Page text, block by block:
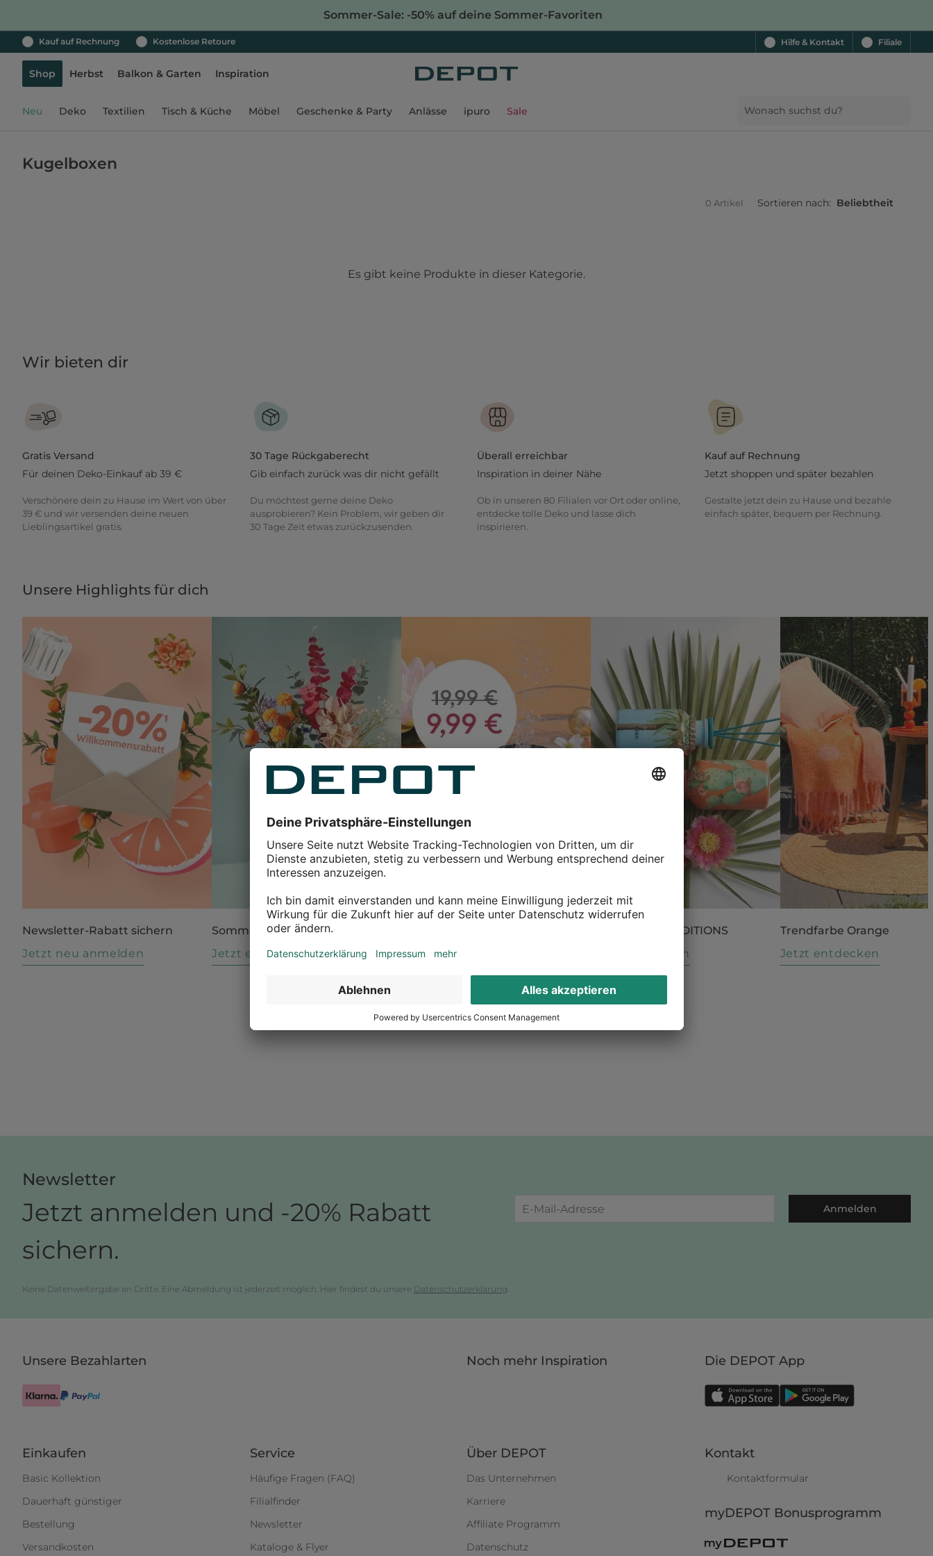
Sommer-Sale: -50% auf deine Sommer-Favoriten
Kauf auf Rechnung Kostenlose Retoure Hilfe & Kontakt Filiale
Shop Herbst Balkon & Garten Inspiration
Neu Deko Textilien Tisch & Küche Möbel Geschenke & Party Anlässe ipuro Sale
Kugelboxen
0 Artikel Sortieren nach: Beliebtheit
Es gibt keine Produkte in dieser Kategorie.
Wir bieten dir
Gratis Versand
Für deinen Deko-Einkauf ab 39 €
Verschönere dein zu Hause im Wert von über
39 € und wir versenden deine neuen
Lieblingsartikel gratis.
30 Tage Rückgaberecht
Gib einfach zurück was dir nicht gefällt
Du möchtest gerne deine Deko
ausprobieren? Kein Problem, wir geben dir
30 Tage Zeit etwas zurückzusenden.
Überall erreichbar
Inspiration in deiner Nähe
Ob in unseren 80 Filialen vor Ort oder online,
entdecke tolle Deko und lasse dich
inspirieren.
Kauf auf Rechnung
Jetzt shoppen und später bezahlen
Gestalte jetzt dein zu Hause und bezahle
einfach später, bequem per Rechnung.
Unsere Highlights für dich
Newsletter-Rabatt sichern
Jetzt neu anmelden
Sommer in Blüte
Jetzt entdecken
Jetzt sparen
ipuro LIMITED EDITIONS
Jetzt entdecken
Trendfarbe Orange
Jetzt entdecken
Newsletter
Jetzt anmelden und -20% Rabatt
sichern.
Anmelden
Keine Datenweitergabe an Dritte. Eine Abmeldung ist jederzeit möglich. Hier findest du unsere Datenschutzerklärung
Unsere Bezahlarten Noch mehr Inspiration Die DEPOT App
Einkaufen
Basic Kollektion
Dauerhaft günstiger
Bestellung
Versandkosten
Service
Häufige Fragen (FAQ)
Filialfinder
Newsletter
Kataloge & Flyer
Über DEPOT
Das Unternehmen
Karriere
Affiliate Programm
Datenschutz
Kontakt
Kontaktformular
myDEPOT Bonusprogramm